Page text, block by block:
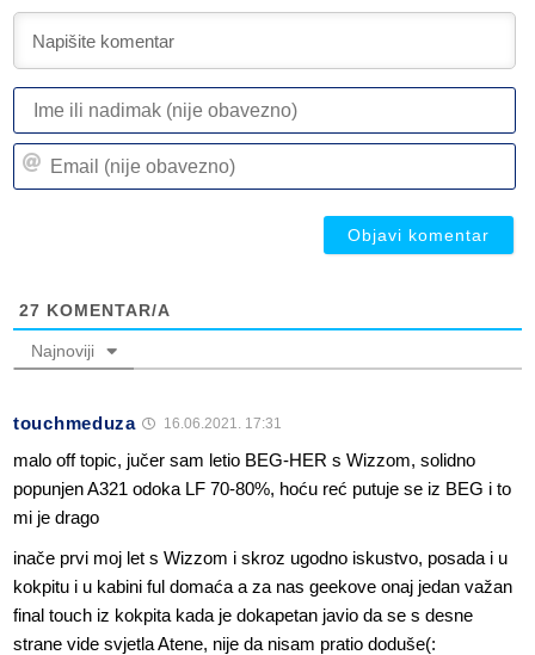
27 KOMENTAR/A
Najnoviji
touchmeduza 16.06.2021. 17:31
malo off topic, jučer sam letio BEG-HER s Wizzom, solidno
popunjen A321 odoka LF 70-80%, hoću reć putuje se iz BEG i to
mi je drago
inače prvi moj let s Wizzom i skroz ugodno iskustvo, posada i u
kokpitu i u kabini ful domaća a za nas geekove onaj jedan važan
final touch iz kokpita kada je dokapetan javio da se s desne
strane vide svjetla Atene, nije da nisam pratio doduše(: